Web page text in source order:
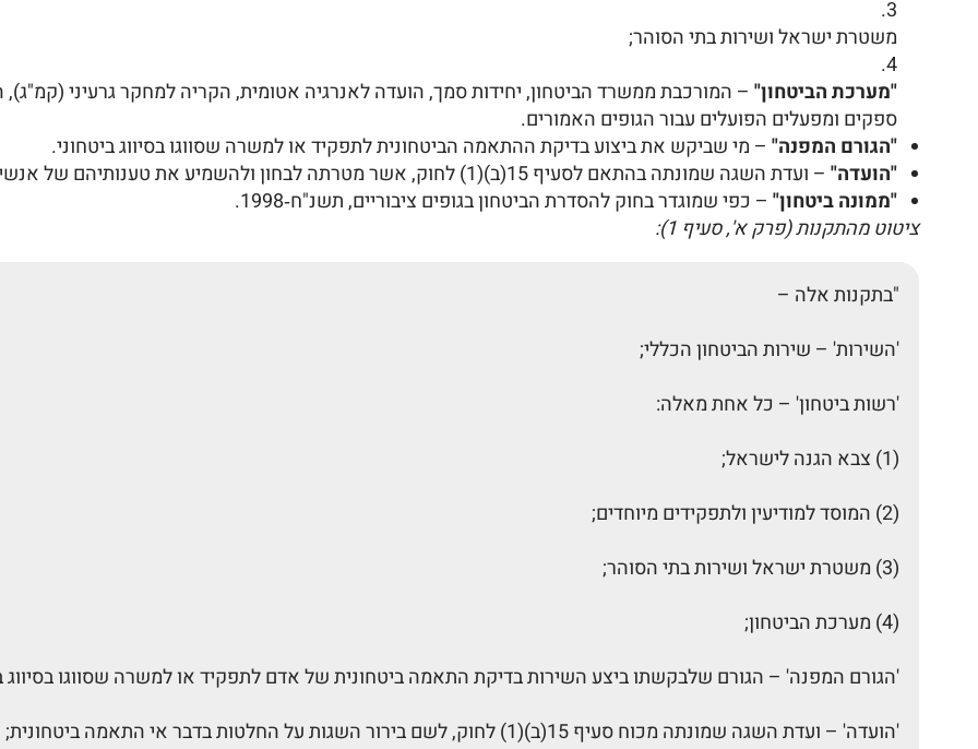
משטרת ישראל ושירות בתי הסוהר;
"מערכת הביטחון"– המורכבת ממשרד הביטחון, יחידות סמך, הועדה לאנרגיה אטומית, הקריה למחקר גרעיני (קמ"ג),
ספקים ומפעלים הפועלים עבור הגופים האמורים.
"הגורם המפנה"– מי שביקש את ביצוע בדיקת ההתאמה הביטחונית לתפקיד או למשרה שסווגו בסיווג ביטחוני.
"הועדה"– ועדת השגה שמונתה בהתאם לסעיף 15(ב)(1) לחוק, אשר מטרתה לבחון ולהשמיע את טענותיהם של אנשים המועדים להחלטת אי התאמה ביטחונית.
"ממונה ביטחון"– כפי שמוגדר בחוק להסדרת הביטחון בגופים ציבוריים, תשנ"ח‑1998.
ציטוט מהתקנות (פרק א', סעיף 1):
"בתקנות אלה –
'השירות' – שירות הביטחון הכללי;
'רשות ביטחון' – כל אחת מאלה:
(1) צבא הגנה לישראל;
(2) המוסד למודיעין ולתפקידים מיוחדים;
(3) משטרת ישראל ושירות בתי הסוהר;
(4) מערכת הביטחון;
'הגורם המפנה' – הגורם שלבקשתו ביצע השירות בדיקת התאמה ביטחונית של אדם לתפקיד או למשרה שסווגו בסיווג
'הועדה' – ועדת השגה שמונתה מכוח סעיף 15(ב)(1) לחוק, לשם בירור השגות על החלטות בדבר אי התאמה ביטחונית;